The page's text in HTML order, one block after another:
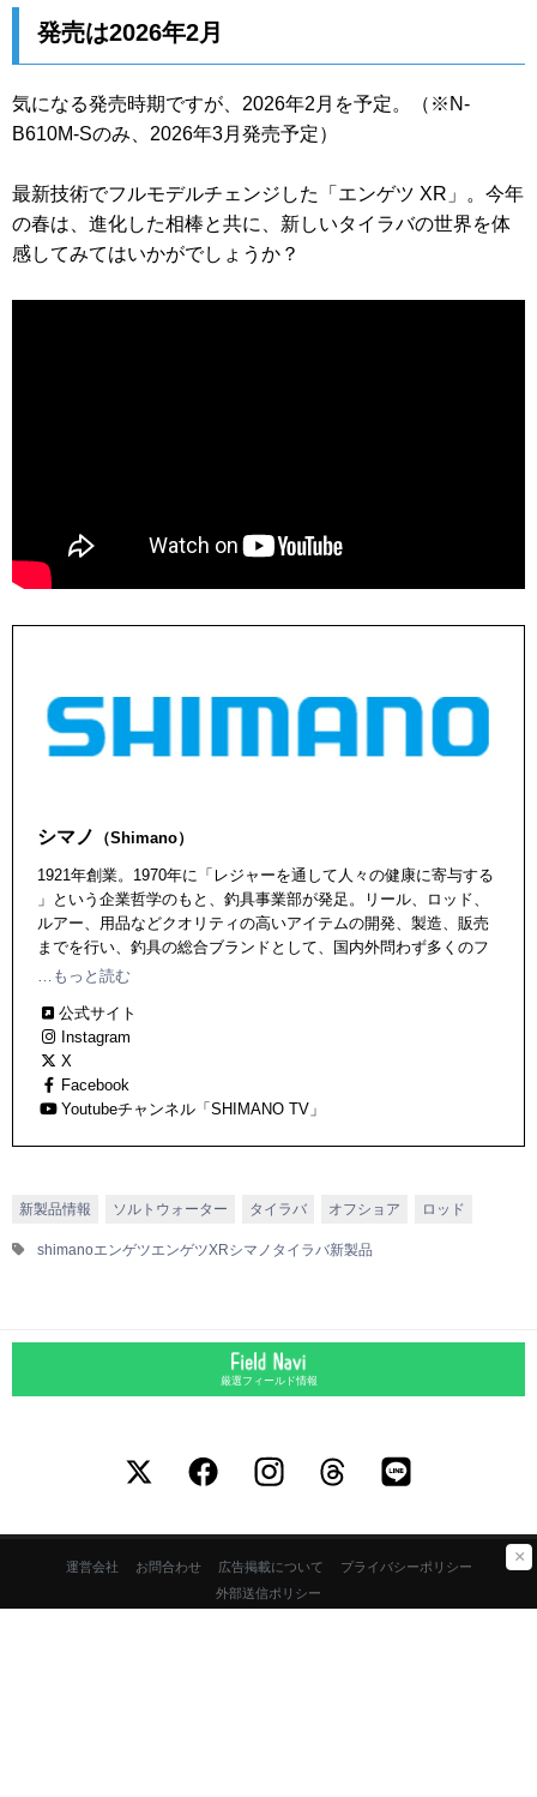
発売は2026年2月
気になる発売時期ですが、2026年2月を予定。（※N-
B610M-Sのみ、2026年3月発売予定）
最新技術でフルモデルチェンジした「エンゲツ XR」。今年
の春は、進化した相棒と共に、新しいタイラバの世界を体
感してみてはいかがでしょうか？
シマノ （Shimano）
1921年創業。1970年に「レジャーを通して人々の健康に寄与する
」という企業哲学のもと、釣具事業部が発足。リール、ロッド、
ルアー、用品などクオリティの高いアイテムの開発、製造、販売
までを行い、釣具の総合ブランドとして、国内外問わず多くのフ
ァンを抱えている。独自の技術も数多く、世界に誇るジャパンク
…もっと読む
公式サイト
Instagram
X
Facebook
Youtubeチャンネル「SHIMANO TV」
新製品情報 ソルトウォーター タイラバ オフショア ロッド
shimanoエンゲツエンゲツXRシマノ タイラバ新製品
×
厳選フィールド情報
運営会社 お問合わせ 広告掲載について
プライバシーポリシー
外部送信ポリシー